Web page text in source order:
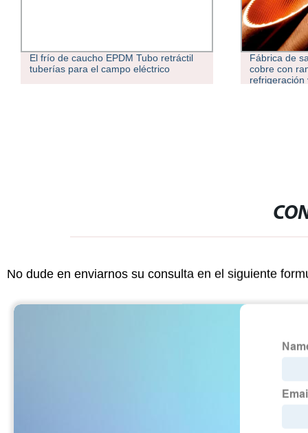
El frío de caucho EPDM Tubo retráctil
tuberías para el campo eléctrico
Fábrica de
cobre con
refrigeración
No dude en enviarnos su consulta en el siguiente